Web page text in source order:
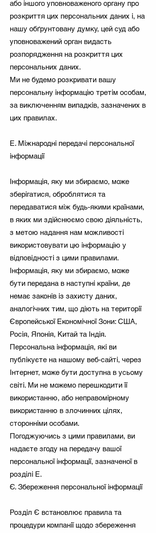
або іншого уповноваженого органу про
розкриття цих персональних даних і, на
нашу обґрунтовану думку, цей суд або
уповноважений орган видасть
розпорядження на розкриття цих
персональних даних.
Ми не будемо розкривати вашу
персональну інформацію третім особам,
за виключенням випадків, зазначених в
цих правилах.
Е. Міжнародні передачі персональної
інформації
Інформація, яку ми збираємо, може
зберігатися, оброблятися та
передаватися між будь-якими країнами,
в яких ми здійснюємо свою діяльність,
з метою надання нам можливості
використовувати цю інформацію у
відповідності з цими правилами.
Інформація, яку ми збираємо, може
бути передана в наступні країни, де
немає законів із захисту даних,
аналогічних тим, що діють на території
Європейської Економічної Зони: США,
Росія, Японія, Китай та Індія.
Персональна інформація, які ви
публікуєте на нашому веб-сайті, через
Інтернет, може бути доступна в усьому
світі. Ми не можемо перешкодити її
використанню, або неправомірному
використанню в злочинних цілях,
сторонніми особами.
Погоджуючись з цими правилами, ви
надаєте згоду на передачу вашої
персональної інформації, зазначеної в
розділі Е.
Є. Збереження персональної інформації
Розділ Є встановлює правила та
процедури компанії щодо збереження